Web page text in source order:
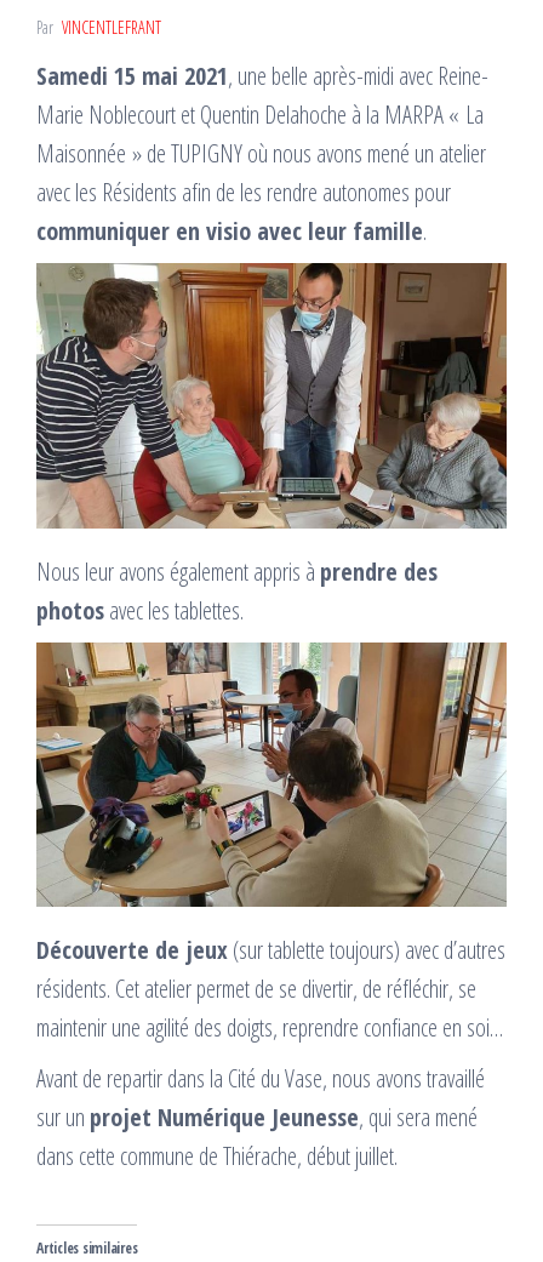
Par VINCENTLEFRANT
Samedi 15 mai 2021, une belle après-midi avec Reine-
Marie Noblecourt et Quentin Delahoche à la MARPA « La
Maisonnée » de TUPIGNY où nous avons mené un atelier
avec les Résidents afin de les rendre autonomes pour
communiquer en visio avec leur famille.
Nous leur avons également appris à prendre des
photosavec les tablettes.
Découverte de jeux(sur tablette toujours) avec d’autres
résidents. Cet atelier permet de se divertir, de réfléchir, se
maintenir une agilité des doigts, reprendre confiance en soi…
Avant de repartir dans la Cité du Vase, nous avons travaillé
sur un projet Numérique Jeunesse, qui sera mené
dans cette commune de Thiérache, début juillet.
Articles similaires